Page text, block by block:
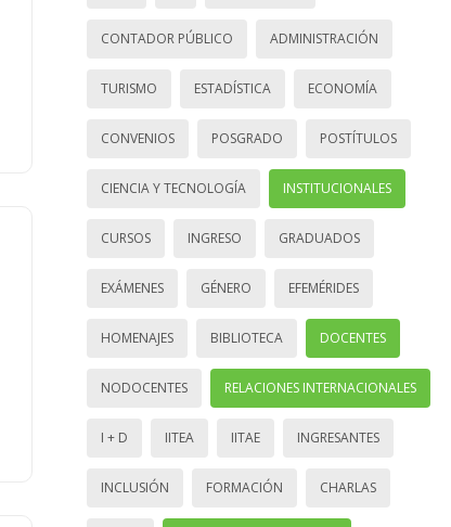
CONTADOR PÚBLICO ADMINISTRACIÓN
TURISMO ESTADÍSTICA ECONOMÍA
CONVENIOS POSGRADO POSTÍTULOS
CIENCIA Y TECNOLOGÍA INSTITUCIONALES
CURSOS INGRESO GRADUADOS
EXÁMENES GÉNERO EFEMÉRIDES
HOMENAJES BIBLIOTECA DOCENTES
NODOCENTES RELACIONES INTERNACIONALES
I + D IITEA IITAE INGRESANTES
INCLUSIÓN FORMACIÓN CHARLAS